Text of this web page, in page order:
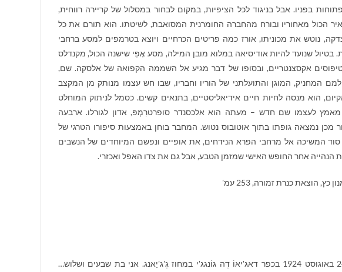
בפניו. אבל בניגוד לכל הציפיות, במקום לבחור במסלול של קריירה רווחית,
הכול מאחוריו ובורח מהחברה החומרנית המסואבת, לשיטתו. הוא תורם את כל
נוטש את מכוניתו, אורז כמה פריטים הכרחיים ויוצא בטרמפים למסע ברחבי
בטיול שנועד להיות אודיסיאה במלוא מובן המילה, מסע אֶפִּי שישנה הכול, מקנדלס
אקסצנטריים, ובסופו של דבר מגיע אל השממה הקפואה של אלסקה. שם,
המחניק, המוגן והתועלתני של הוריו וחבריו, שבו חש עצמו מנותק מן המקצב
הוא מנסה לחיות חיים אידיאליסטיים, בתנאים קשים. כסמל לניתוק המוחלט
מאמץ לעצמו שם חדש – מעתה הוא אלכסנדר סופרטרַמְפּ, אדון לגורלו. ארבעה
מכן נמצאה גופתו בתוך אוטובוס נטוש. המחבר בוחן באמצעות סיפורו הטרגי של
המשיכה אל מרחבי הפרא הנידחים, את אופיים ונפשם המיוחדים של הנשבים
הנהייה אחר החופש האישי שמזמן הטבע, אבל גם את צדו האפל ואכזרי.
כץ, הוצאת כנרת זמורה, 253 עמ'
"נולדתי ב-24 באוגוסט 1924 בכפר דאג'יאוֹ דֶה גוֹנגג'י במחוז גֶ'ג'יַאנג. אני בת שבעים ושלוש…